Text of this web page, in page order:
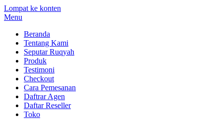
Lompat ke konten
Menu
Beranda
Tentang Kami
Seputar Ruqyah
Produk
Testimoni
Checkout
Cara Pemesanan
Daftrar Agen
Daftar Reseller
Toko